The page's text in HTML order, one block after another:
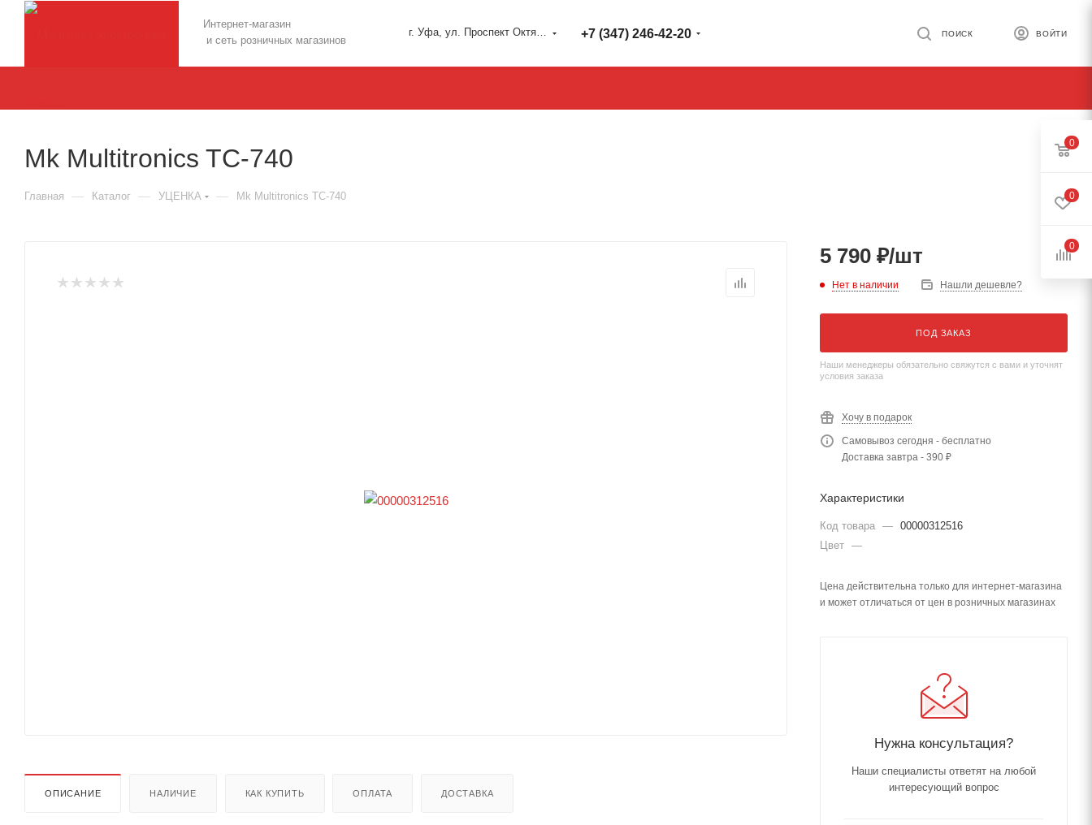
Интернет-магазин
и сеть розничных магазинов
г. Уфа, ул. Проспект Октября 127 +7 (347) 246-42-20 ВОЙТИ
ПОИСК
Mk Multitronics TC-740
Главная — Каталог — УЦЕНКА — Mk Multitronics TC-740
ОПИСАНИЕ НАЛИЧИЕ КАК КУПИТЬ ОПЛАТА ДОСТАВКА
5 790 ₽/шт
Нет в наличии Нашли дешевле?
ПОД ЗАКАЗ
Наши менеджеры обязательно свяжутся с вами и уточнят
условия заказа
Хочу в подарок
Самовывоз сегодня - бесплатно
Доставка завтра - 390 ₽
Характеристики
Код товара — 00000312516
Цвет —
Цена действительна только для интернет-магазина
и может отличаться от цен в розничных магазинах
Нужна консультация?
Наши специалисты ответят на любой
интересующий вопрос
0
0
0